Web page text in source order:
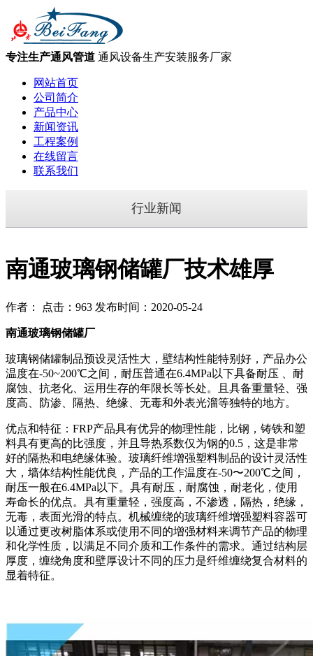
专注生产通风管道 通风设备生产安装服务厂家
网站首页
公司简介
产品中心
新闻资讯
工程案例
在线留言
联系我们
行业新闻
南通玻璃钢储罐厂技术雄厚
作者： 点击：963 发布时间：2020-05-24
南通玻璃钢储罐厂
玻璃钢储罐制品预设灵活性大，壁结构性能特别好，产品办公
温度在-50~200℃之间，耐压普通在6.4MPa以下具备耐压 、耐
腐蚀、抗老化、运用生存的年限长等长处。且具备重量轻、强
度高、防渗、隔热、绝缘、无毒和外表光溜等独特的地方。
优点和特征：FRP产品具有优异的物理性能，比钢，铸铁和塑
料具有更高的比强度，并且导热系数仅为钢的0.5，这是非常
好的隔热和电绝缘体验。玻璃纤维增​​强塑料制品的设计灵活性
大，墙体结构性能优良，产品的工作温度在-50〜200℃之间，
耐压一般在6.4MPa以下。具有耐压，耐腐蚀，耐老化，使用
寿命长的优点。具有重量轻，强度高，不渗透，隔热，绝缘，
无毒，表面光滑的特点。机械缠绕的玻璃纤维增​​强塑料容器可
以通过更改树脂体系或使用不同的增强材料来调节产品的物理
和化学性质，以满足不同介质和工作条件的需求。通过结构层
厚度，缠绕角度和壁厚设计不同的压力是纤维缠绕复合材料的
显着特征。